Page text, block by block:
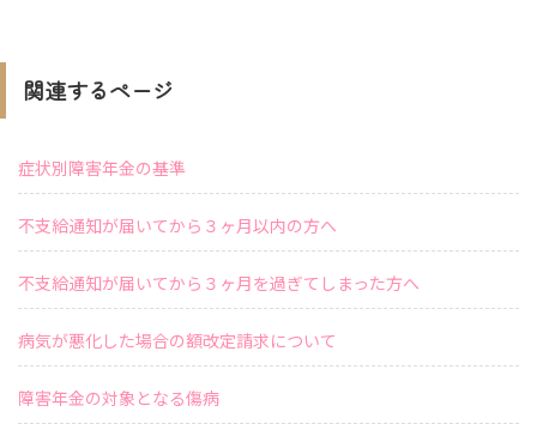
関連するページ
症状別障害年金の基準
不支給通知が届いてから３ヶ月以内の方へ
不支給通知が届いてから３ヶ月を過ぎてしまった方へ
病気が悪化した場合の額改定請求について
障害年金の対象となる傷病